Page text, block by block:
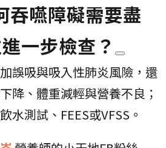
吞嚥障礙需要盡
一步檢查？
誤吸與吸入性肺炎風險，還
降、體重減輕與營養不良；
水測試、FEES或VFSS。